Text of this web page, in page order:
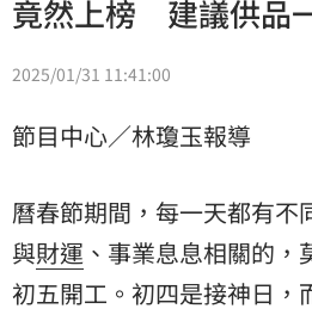
竟然上榜 建議供品
2025/01/31 11:41:00
節目中心／林瓊玉報導
曆春節期間，每一天都有不
與財運 、事業息息相關的，
初五開工 。初四是接神日